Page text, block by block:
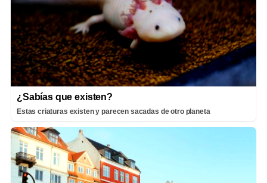
¿Sabías que existen?
Estas criaturas existen y parecen sacadas de otro planeta